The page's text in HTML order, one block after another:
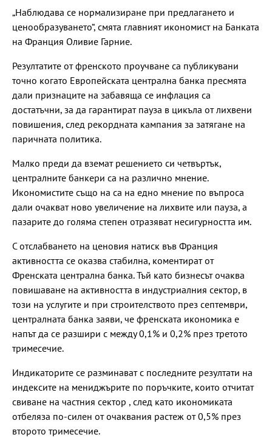
„Наблюдава се нормализиране при предлагането и
ценообразуването“, смята главният икономист на Банката
на Франция Оливие Гарние.
Резултатите от френското проучване са публикувани
точно когато Европейската централна банка пресмята
дали признаците на забавяща се инфлация са
достатъчни, за да гарантират пауза в цикъла от лихвени
повишения, след рекордната кампания за затягане на
паричната политика.
Малко преди да вземат решението си четвъртък,
централните банкери са на различно мнение.
Икономистите също на са на едно мнение по въпроса
дали очакват ново увеличение на лихвите или пауза, а
пазарите до голяма степен отразяват несигурността им.
С отслабването на ценовия натиск във Франция
активността се оказва стабилна, коментират от
Френската централна банка. Тъй като бизнесът очаква
повишаване на активността в индустриалния сектор, в
този на услугите и при строителството през септември,
централната банка заяви, че френската икономика е
напът да се разшири с между 0,1% и 0,2% през третото
тримесечие.
Индикаторите се разминават с последните резултати на
индексите на мениджърите по поръчките, които отчитат
свиване на частния сектор , след като икономиката
отбеляза по-силен от очаквания растеж от 0,5% през
второто тримесечие.